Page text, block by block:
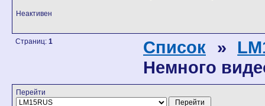
Неактивен
Страниц: 1 Список »
Немного
Перейти